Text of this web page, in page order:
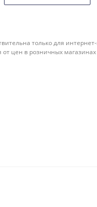
только для
от цен в розничных магазинах